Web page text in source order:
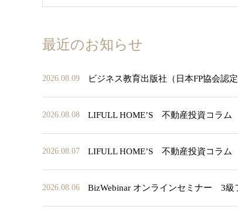
最近のお知らせ
2026.08.09 ビジネス教育出版社（日本FP協会認
2026.08.08 LIFULL HOME’S 不動産投資コラ
2026.08.07 LIFULL HOME’S 不動産投資コラ
2026.08.06 BizWebinar オンラインセミナー 3級